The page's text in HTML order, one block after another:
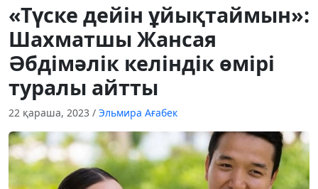
«Түске дейін ұйықтаймын»:
Шахматшы Жансая
Әбдімәлік келіндік өмірі
туралы айтты
22 қараша, 2023 / Эльмира Ағабек